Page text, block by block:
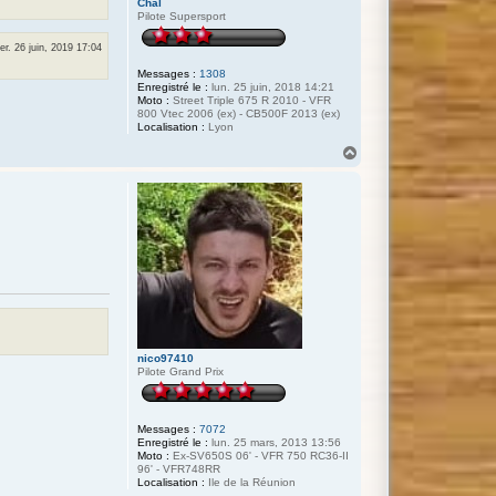
Chal
Pilote Supersport
Messages : 1308
Enregistré le : lun. 25 juin, 2018 14:21
Moto : Street Triple 675 R 2010 - VFR
800 Vtec 2006 (ex) - CB500F 2013 (ex)
Localisation : Lyon
26 juin, 2019 17:04
nico97410
Pilote Grand Prix
Messages : 7072
Enregistré le : lun. 25 mars, 2013 13:56
Moto : Ex-SV650S 06' - VFR 750 RC36-II
96' - VFR748RR
Localisation : Ile de la Réunion